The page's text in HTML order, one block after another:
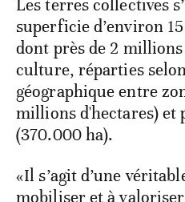
Les terres collectives
superficie d’environ
dont près de 2
culture, réparties
géographique entre
millions d'hectares)
(370.000 ha).
«Il s’agit d’une
mobiliser et à